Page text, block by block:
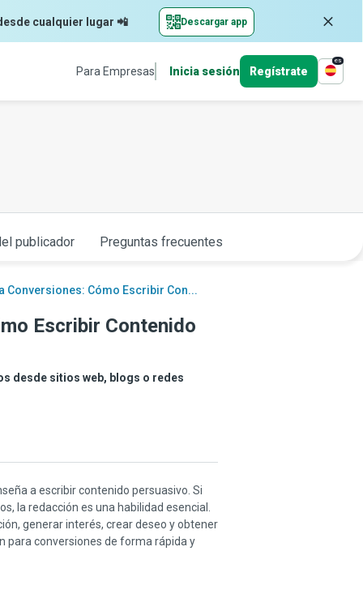
cualquier lugar 📲 Descargar app
Para Empresas Inicia sesión Regístrate
es
publicador Preguntas frecuentes
Conversiones: Cómo Escribir Con...
Escribir Contenido
desde sitios web, blogs o redes
a escribir contenido persuasivo. Si
la redacción es una habilidad esencial.
generar interés, crear deseo y obtener
para conversiones de forma rápida y